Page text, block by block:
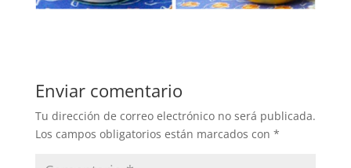
Enviar comentario
Tu dirección de correo electrónico no será publicada.
Los campos obligatorios están marcados con *